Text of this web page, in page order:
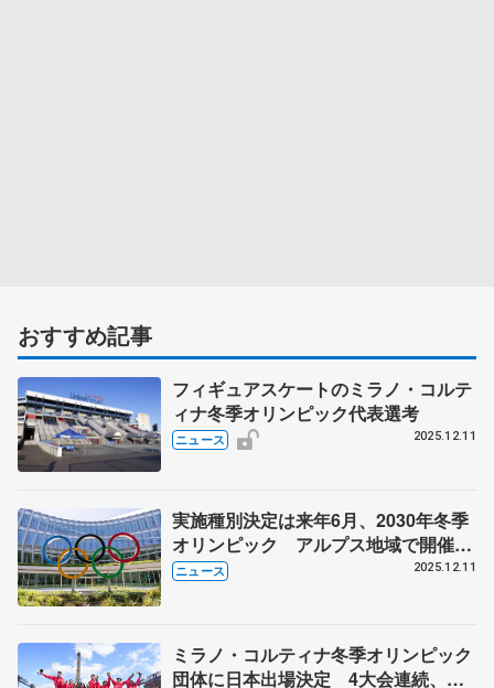
おすすめ記事
フィギュアスケートのミラノ・コルテ
ィナ冬季オリンピック代表選考
ニュース 2025.12.11
実施種別決定は来年6月、2030年冬季
オリンピック アルプス地域で開催、
フィギュアスケートはニース
ニュース 2025.12.11
ミラノ・コルティナ冬季オリンピック
団体に日本出場決定 4大会連続、前